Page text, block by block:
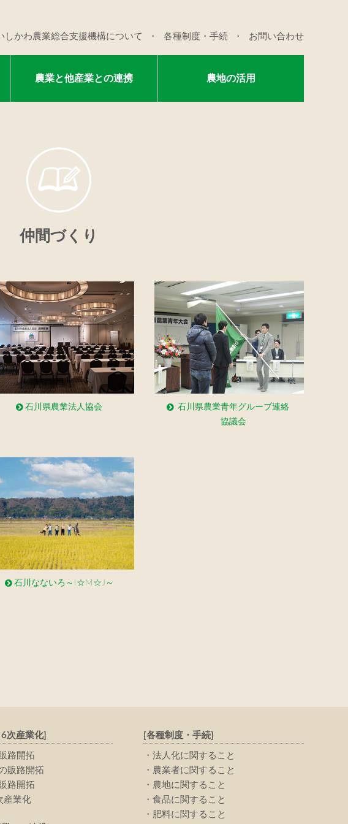
しかわ農業総合支援機構について 各種制度・手続 お問い合わせ
農業と他産業との連携 農地の活用
仲間づくり
石川県農業法人協会
石川県農業青年グループ連絡
協議会
石川なないろ～I☆M☆J～
次産業化]
路開拓
販路開拓
路開拓
産業化
[各種制度・手続]
法人化に関すること
農業者に関すること
農地に関すること
食品に関すること
肥料に関すること